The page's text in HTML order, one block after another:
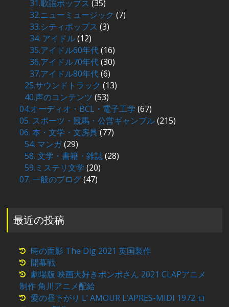
31.歌謡ポップス (35)
32.ニューミュージック (7)
33.シティポップス (3)
34. アイドル(12)
35.アイドル60年代(16)
36.アイドル70年代(30)
37.アイドル80年代(6)
25.サウンドトラック (13)
40.声のコンテンツ (53)
04.オーディオ・BCL・電子工学 (67)
05. スポーツ・競馬・公営ギャンブル(215)
06. 本・文学・文房具(77)
54. マンガ(29)
58. 文学・書籍・雑誌(28)
59.ミステリ文学 (20)
07. 一般のブログ(47)
最近の投稿
時の面影 The Dig 2021 英国製作
開幕戦
劇場版 映画大好きポンポさん 2021 CLAPアニメ
制作 角川アニメ配給
愛の昼下がり L’ AMOUR L’APRES-MIDI 1972 ロ